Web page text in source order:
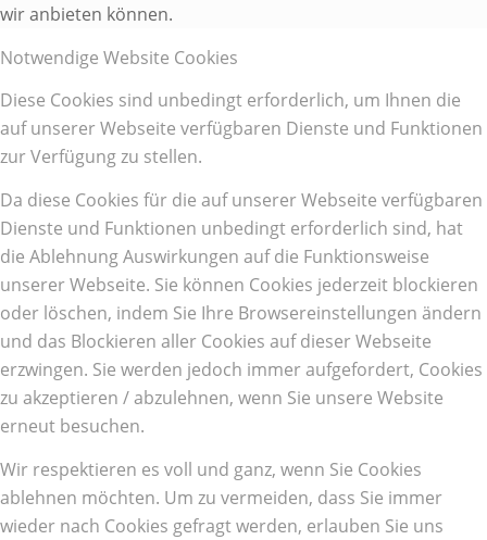
wir anbieten können.
Notwendige Website Cookies
Diese Cookies sind unbedingt erforderlich, um Ihnen die
auf unserer Webseite verfügbaren Dienste und Funktionen
zur Verfügung zu stellen.
Da diese Cookies für die auf unserer Webseite verfügbaren
Dienste und Funktionen unbedingt erforderlich sind, hat
die Ablehnung Auswirkungen auf die Funktionsweise
unserer Webseite. Sie können Cookies jederzeit blockieren
oder löschen, indem Sie Ihre Browsereinstellungen ändern
und das Blockieren aller Cookies auf dieser Webseite
erzwingen. Sie werden jedoch immer aufgefordert, Cookies
zu akzeptieren / abzulehnen, wenn Sie unsere Website
erneut besuchen.
Wir respektieren es voll und ganz, wenn Sie Cookies
ablehnen möchten. Um zu vermeiden, dass Sie immer
wieder nach Cookies gefragt werden, erlauben Sie uns